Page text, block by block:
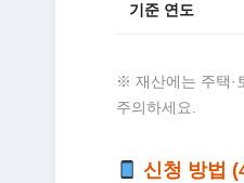
기준 연도
※ 재산에는 주택·
주의하세요.
신청 방법